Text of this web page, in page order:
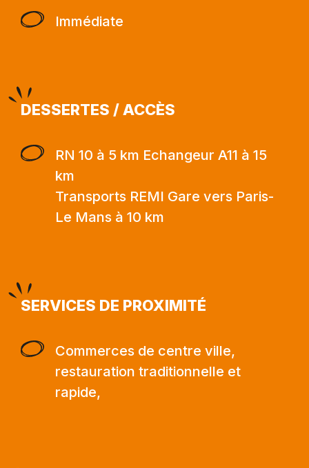
Immédiate
DESSERTES / ACCÈS
RN 10 à 5 km Echangeur A11 à 15
km
Transports REMI Gare vers Paris-
Le Mans à 10 km
SERVICES DE PROXIMITÉ
Commerces de centre ville,
restauration traditionnelle et
rapide,